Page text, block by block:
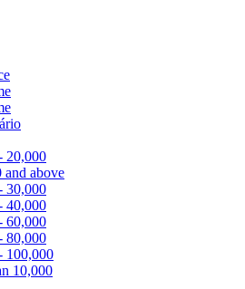
20,000
and above
30,000
40,000
60,000
80,000
100,000
10,000